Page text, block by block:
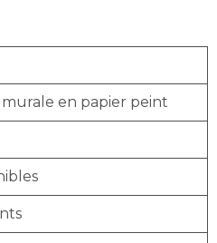
en papier peint